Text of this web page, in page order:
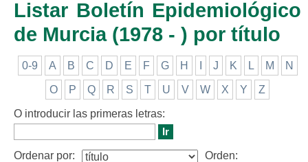
Listar Boletín Epidemiológico
de Murcia (1978 - ) por título
0-9 A B C D E F G H J K L M N
O P Q R S T U V W X Y Z
O introducir las primeras letras:
Ordenar por:
Orden: